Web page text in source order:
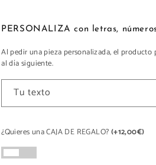
Al pedir una pieza personalizada, el
al día siguiente.
Tu texto
¿Quieres una CAJA DE REGALO?(+12,00€)